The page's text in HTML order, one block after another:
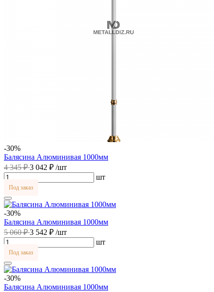
-30%
Балясина Алюминивая 1000мм
4 345 ₽3 042 ₽ /шт
шт
Под заказ
-30%
Балясина Алюминивая 1000мм
5 060 ₽3 542 ₽ /шт
шт
Под заказ
-30%
Балясина Алюминивая 1000мм